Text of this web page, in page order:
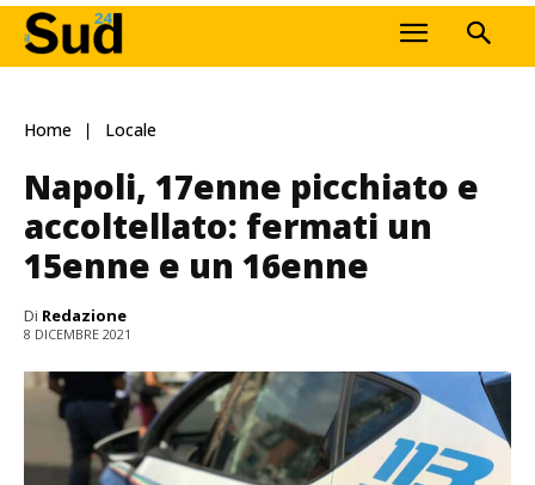
Home Locale
Napoli, 17enne picchiato e
accoltellato: fermati un
15enne e un 16enne
Di Redazione
8 DICEMBRE 2021